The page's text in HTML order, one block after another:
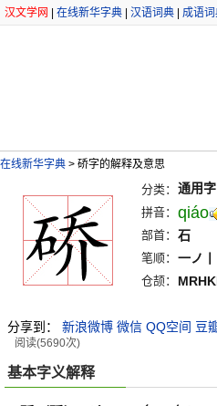
汉文学网 在线新华字典 汉语词典 成语
在线新华字典 > 硚字的解释及意思
分类： 通用字
拼音： qiáo
部首： 石
笔顺： 一ノ
仓颉：
分享到： 新浪微博 微信 QQ空间 豆
阅读(5690次)
基本字义解释